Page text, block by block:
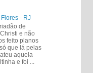
- RJ
de
e não
feito planos
que lá pelas
aquela
e foi ...